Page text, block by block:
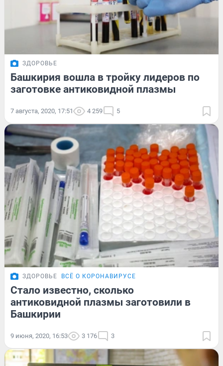
ЗДОРОВЬЕ
Башкирия вошла в тройку лидеров по
заготовке антиковидной плазмы
7 августа, 2020, 17:51 4 259 5
ЗДОРОВЬЕ ВСЁ О КОРОНАВИРУСЕ
Стало известно, сколько
антиковидной плазмы заготовили в
Башкирии
9 июня, 2020, 16:53 3 176 3